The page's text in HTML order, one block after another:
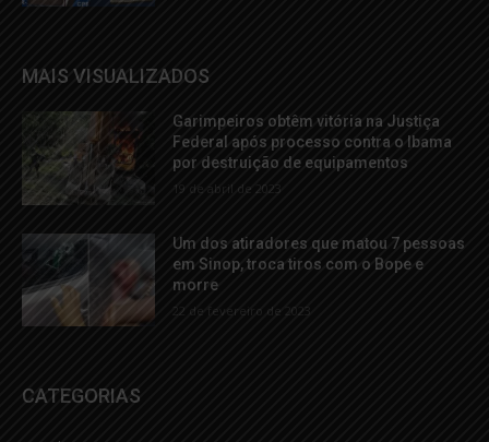
MAIS VISUALIZADOS
Garimpeiros obtêm vitória na Justiça
Federal após processo contra o Ibama
por destruição de equipamentos
19 de abril de 2023
Um dos atiradores que matou 7 pessoas
em Sinop, troca tiros com o Bope e
morre
22 de fevereiro de 2023
CATEGORIAS